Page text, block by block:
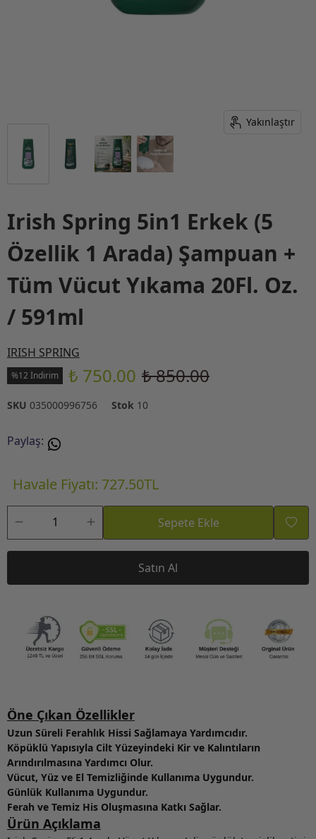
Yakınlaştır
Irish Spring 5in1 Erkek (5
Özellik 1 Arada) Şampuan +
Tüm Vücut Yıkama 20Fl. Oz.
/ 591ml
IRISH SPRING
%12 İndirim ₺ 750.00 ₺ 850.00
SKU 035000996756 Stok 10
Paylaş:
Havale Fiyatı: 727.50TL
Sepete Ekle
Satın Al
Öne Çıkan Özellikler
Uzun Süreli Ferahlık Hissi Sağlamaya Yardımcıdır.
Köpüklü Yapısıyla Cilt Yüzeyindeki Kir ve Kalıntıların
Arındırılmasına Yardımcı Olur.
Vücut, Yüz ve El Temizliğinde Kullanıma Uygundur.
Günlük Kullanıma Uygundur.
Ferah ve Temiz His Oluşmasına Katkı Sağlar.
Ürün Açıklama